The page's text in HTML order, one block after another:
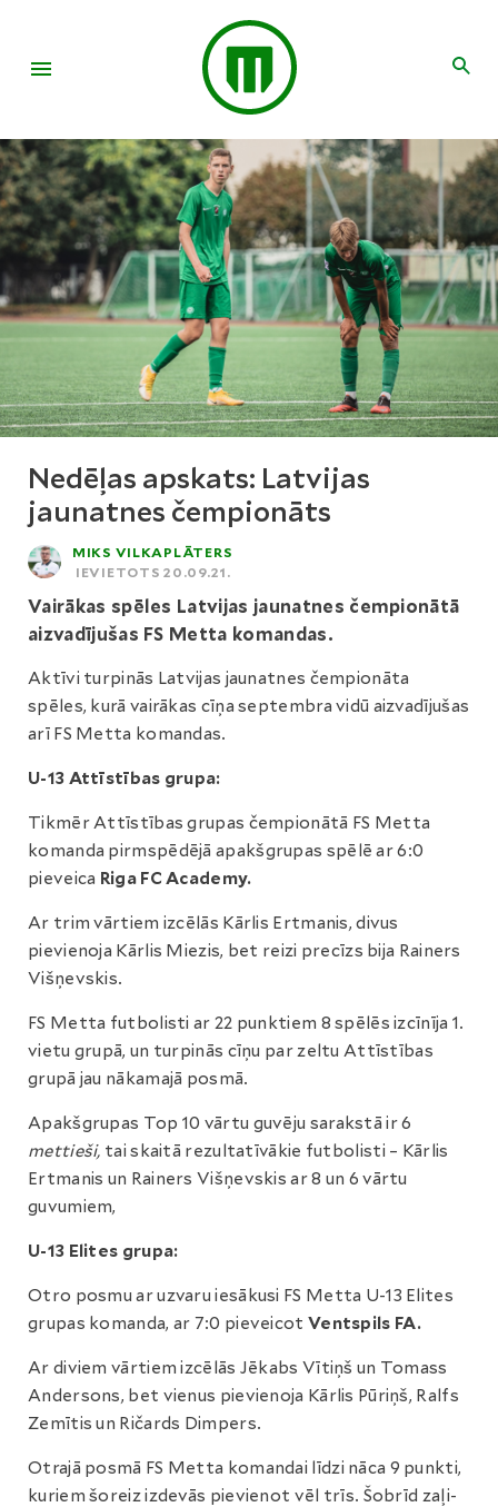
Nedēļas apskats: Latvijas
jaunatnes čempionāts
MIKS VILKAPLĀTERS
IEVIETOTS 20.09.21.
Vairākas spēles Latvijas jaunatnes čempionātā
aizvadījušas FS Metta komandas.
Aktīvi turpinās Latvijas jaunatnes čempionāta
spēles, kurā vairākas cīņa septembra vidū aizvadījušas
arī FS Metta komandas.
U-13 Attīstības grupa:
Tikmēr Attīstības grupas čempionātā FS Metta
komanda pirmspēdējā apakšgrupas spēlē ar 6:0
pieveica Riga FC Academy.
Ar trim vārtiem izcēlās Kārlis Ertmanis, divus
pievienoja Kārlis Miezis, bet reizi precīzs bija Rainers
Višņevskis.
FS Metta futbolisti ar 22 punktiem 8 spēlēs izcīnīja 1.
vietu grupā, un turpinās cīņu par zeltu Attīstības
grupā jau nākamajā posmā.
Apakšgrupas Top 10 vārtu guvēju sarakstā ir 6
mettieši, tai skaitā rezultatīvākie futbolisti – Kārlis
Ertmanis un Rainers Višņevskis ar 8 un 6 vārtu
guvumiem,
U-13 Elites grupa:
Otro posmu ar uzvaru iesākusi FS Metta U-13 Elites
grupas komanda, ar 7:0 pieveicot Ventspils FA.
Ar diviem vārtiem izcēlās Jēkabs Vītiņš un Tomass
Andersons, bet vienus pievienoja Kārlis Pūriņš, Ralfs
Zemītis un Ričards Dimpers.
Otrajā posmā FS Metta komandai līdzi nāca 9 punkti,
kuriem šoreiz izdevās pievienot vēl trīs. Šobrīd zaļi-